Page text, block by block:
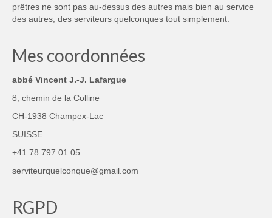
prêtres ne sont pas au-dessus des autres mais bien au service
des autres, des serviteurs quelconques tout simplement.
Mes coordonnées
abbé Vincent J.-J. Lafargue
8, chemin de la Colline
CH-1938 Champex-Lac
SUISSE
+41 78 797.01.05
serviteurquelconque@gmail.com
RGPD